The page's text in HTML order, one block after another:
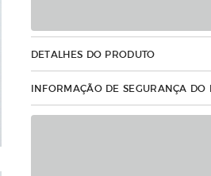
DETALHES DO PRODUTO
INFORMAÇÃO DE SEGURANÇA DO